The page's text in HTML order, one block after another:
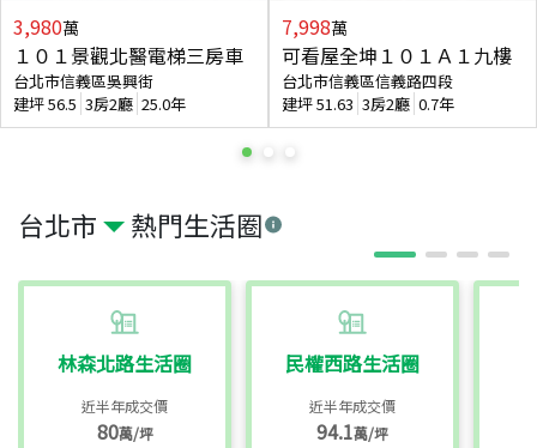
台北市 熱門生活圈
林森北路生活圈
近半年成交價
80萬/坪
民權西路生活圈
近半年成交價
94.1萬/坪
3,980萬
１０１景觀北醫電梯三房車
台北市信義區吳興街
建坪56.5 3房2廳 25.0年
7,998萬
可看屋全坤１０１Ａ１九樓
台北市信義區信義路四段
建坪51.63 3房2廳 0.7年